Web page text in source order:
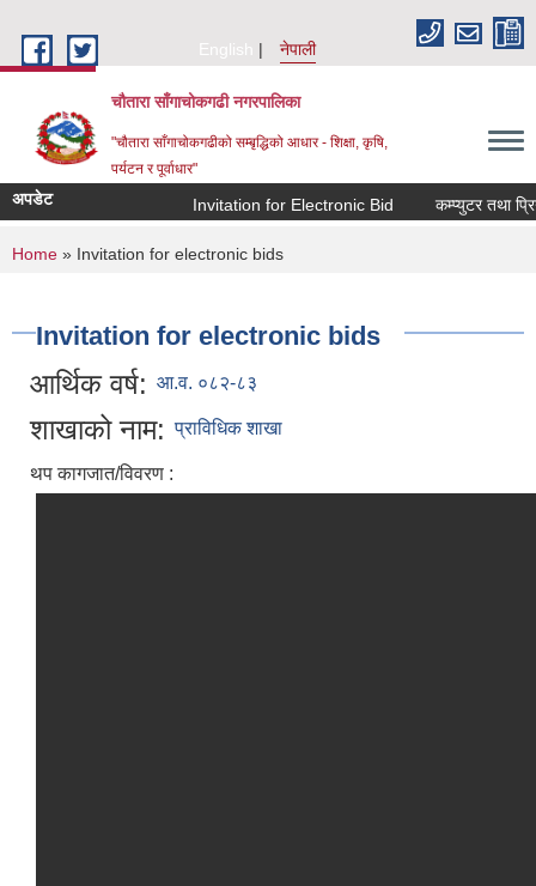
English
नेपाली
चौतारा साँगाचोकगढी नगरपालिका
"चौतारा साँगाचोकगढीको सम्बृद्धिको आधार - शिक्षा, कृषि,
पर्यटन र पूर्वाधार"
अपडेट Invitation for Electronic Bid कम्प्युटर तथा
You are here
Home » Invitation for electronic bids
Invitation for electronic bids
आर्थिक वर्ष: आ.व. ०८२-८३
शाखाको नाम: प्राविधिक शाखा
थप कागजात/विवरण :